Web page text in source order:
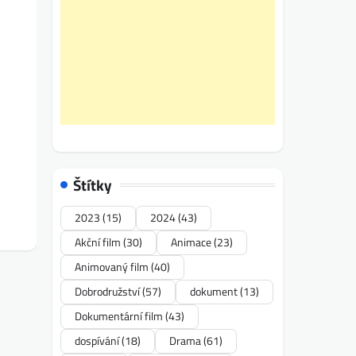
Štítky
2023(15) 2024(43)
Akční film(30) Animace(23)
Animovaný film(40)
Dobrodružství(57) dokument(13)
Dokumentární film(43)
dospívání(18) Drama(61)